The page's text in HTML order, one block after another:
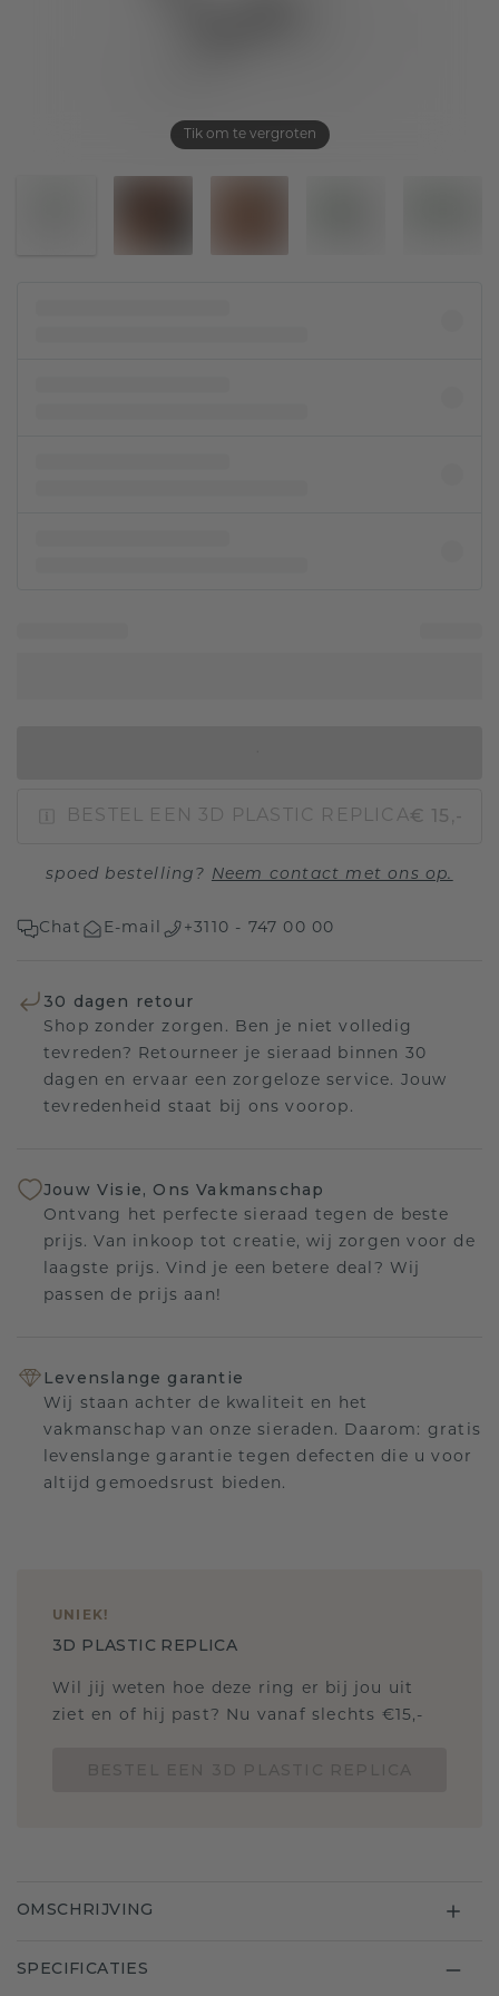
Tik om te vergroten
BESTEL EEN 3D PLASTIC REPLICA€ 15,-
spoed bestelling? Neem contact met ons op.
Chat E-mail +3110 - 747 00 00
30 dagen retour
Shop zonder zorgen. Ben je niet volledig
tevreden? Retourneer je sieraad binnen 30
dagen en ervaar een zorgeloze service. Jouw
tevredenheid staat bij ons voorop.
Jouw Visie, Ons Vakmanschap
Ontvang het perfecte sieraad tegen de beste
prijs. Van inkoop tot creatie, wij zorgen voor de
laagste prijs. Vind je een betere deal? Wij
passen de prijs aan!
Levenslange garantie
Wij staan achter de kwaliteit en het
vakmanschap van onze sieraden. Daarom: gratis
levenslange garantie tegen defecten die u voor
altijd gemoedsrust bieden.
UNIEK!
3D PLASTIC REPLICA
Wil jij weten hoe deze ring er bij jou uit
ziet en of hij past? Nu vanaf slechts €15,-
OMSCHRIJVING
SPECIFICATIES